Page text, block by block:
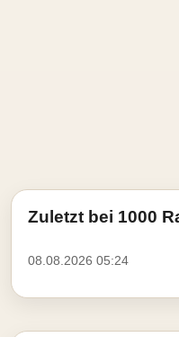
Zuletzt bei 1000
08.08.2026 05:24